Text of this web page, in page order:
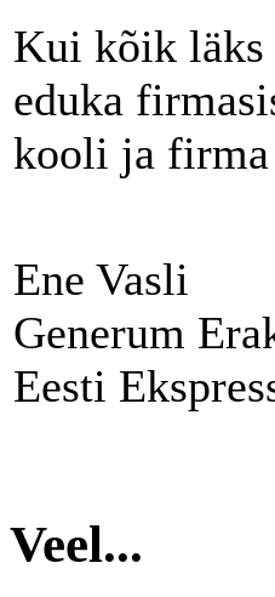
Kui kõik läks
eduka
kooli ja firma
Ene Vasli
Generum
Eesti
Veel...